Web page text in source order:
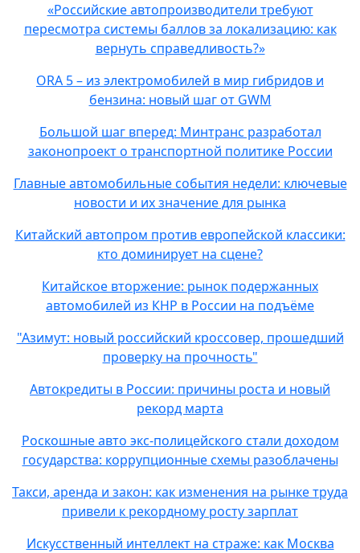
«Российские автопроизводители требуют
пересмотра системы баллов за локализацию: как
вернуть справедливость?»
ORA 5 – из электромобилей в мир гибридов и
бензина: новый шаг от GWM
Большой шаг вперед: Минтранс разработал
законопроект о транспортной политике России
Главные автомобильные события недели: ключевые
новости и их значение для рынка
Китайский автопром против европейской классики:
кто доминирует на сцене?
Китайское вторжение: рынок подержанных
автомобилей из КНР в России на подъёме
"Азимут: новый российский кроссовер, прошедший
проверку на прочность"
Автокредиты в России: причины роста и новый
рекорд марта
Роскошные авто экс-полицейского стали доходом
государства: коррупционные схемы разоблачены
Такси, аренда и закон: как изменения на рынке труда
привели к рекордному росту зарплат
Искусственный интеллект на страже: как Москва